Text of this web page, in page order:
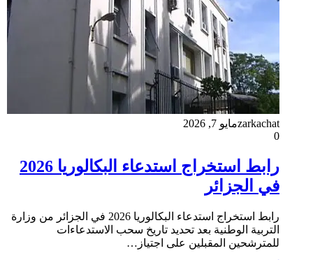
zarkachatمايو 7, 2026
0
رابط استخراج استدعاء البكالوريا 2026
في الجزائر
رابط استخراج استدعاء البكالوريا 2026 في الجزائر من وزارة
التربية الوطنية بعد تحديد تاريخ سحب الاستدعاءات
للمترشحين المقبلين على اجتياز…